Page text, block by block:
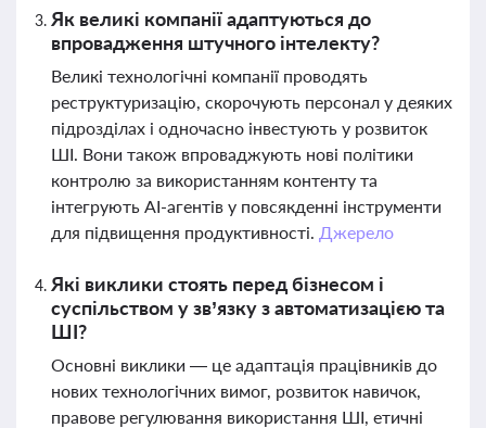
Як великі компанії адаптуються до
впровадження штучного інтелекту?
Великі технологічні компанії проводять
реструктуризацію, скорочують персонал у деяких
підрозділах і одночасно інвестують у розвиток
ШІ. Вони також впроваджують нові політики
контролю за використанням контенту та
інтегрують AI-агентів у повсякденні інструменти
для підвищення продуктивності. Джерело
Які виклики стоять перед бізнесом і
суспільством у зв’язку з автоматизацією та
ШІ?
Основні виклики — це адаптація працівників до
нових технологічних вимог, розвиток навичок,
правове регулювання використання ШІ, етичні